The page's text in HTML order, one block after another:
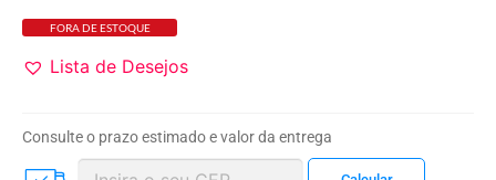
FORA DE ESTOQUE
Lista de Desejos
Consulte o prazo estimado e valor da entrega